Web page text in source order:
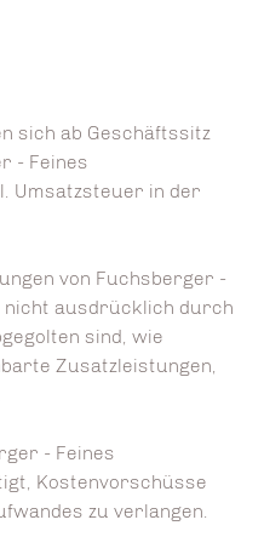
sich ab Geschäftssitz
- Feines
Umsatzsteuer in der
von Fuchsberger -
nicht ausdrücklich durch
sind, wie
Zusatzleistungen,
- Feines
Kostenvorschüsse
zu verlangen.